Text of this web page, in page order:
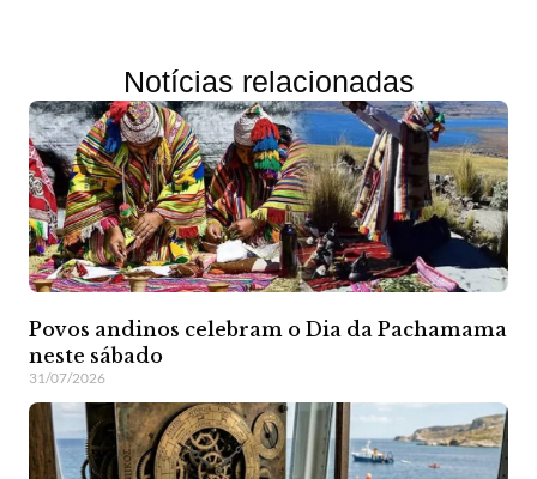
Notícias relacionadas
Povos andinos celebram o Dia da Pachamama
neste sábado
31/07/2026